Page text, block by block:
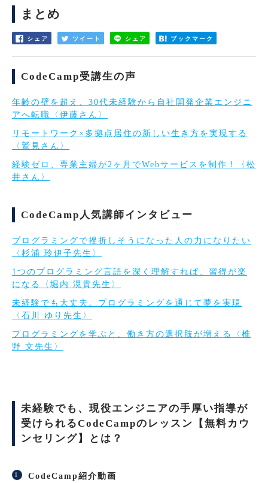
まとめ
シェア ツイート シェア ブックマーク
CodeCamp受講生の声
年齢の壁を超え、30代未経験から自社開発企業エンジニ
アへ転職〈伊藤さん〉
リモートワーク×多拠点居住の新しい生き方を実現する
〈鷲見さん〉
経験ゼロ、専業主婦が2ヶ月でWebサービスを制作！〈松
井さん〉
CodeCamp人気講師インタビュー
プログラミングで挫折しそうになった人の力になりたい
〈杉浦 玲伊子先生〉
1つのプログラミング言語を深く理解すれば、習得が楽
になる〈堀内 滉貴先生〉
未経験でも大丈夫。プログラミングを通じて夢を実現
〈石川 ゆり先生〉
プログラミングを学ぶと、働き方の選択肢が増える〈椎
野 文先生〉
未経験でも、現役エンジニアの手厚い指導が
受けられるCodeCampのレッスン【無料カウ
ンセリング】とは？
CodeCamp紹介動画